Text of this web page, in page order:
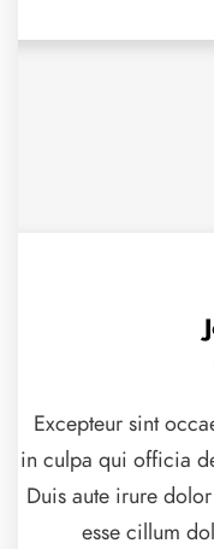
Excepteur sint
in culpa qui officia
Duis aute irure
esse cillum